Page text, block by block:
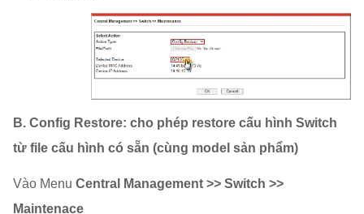
B. Config Restore: cho phép restore cấu hình Switch
từ file cấu hình có sẵn (cùng model sản phẩm)
Vào Menu Central Management >> Switch >>
Maintenace